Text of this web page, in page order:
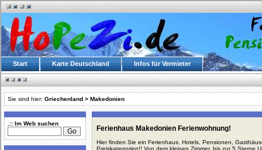
Start Karte Deutschland Infos für Vermieter
Sie sind hier: Griechenland > Makedonien
.:: Im Web suchen
Ferienhaus Makedonien Ferienwohnung!
Hier finden Sie ein Ferienhaus, Hotels, Pensionen,
Preiskategorien!! Von dem kleinen Zimmer, bis zur 5 Sterne